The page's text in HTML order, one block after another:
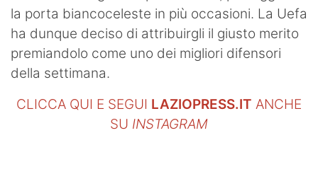
la porta biancoceleste in più occasioni. La Uefa
ha dunque deciso di attribuirgli il giusto merito
premiandolo come uno dei migliori difensori
della settimana.
CLICCA QUI E SEGUI LAZIOPRESS.IT ANCHE
SU INSTAGRAM